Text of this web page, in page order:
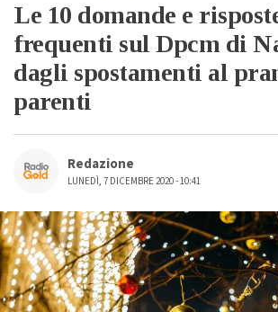
Le 10 domande e
frequenti sul Dpcm di
dagli spostamenti al
parenti
Redazione
LUNEDÌ, 7 DICEMBRE 2020 - 10:41